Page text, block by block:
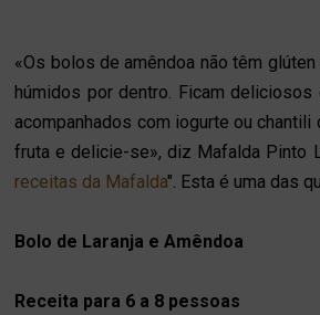
«Os bolos de amêndoa não têm
húmidos por dentro. Ficam deliciosos
acompanhados com iogurte ou chantili
fruta e delicie-se», diz Mafalda Pinto
receitas da Mafalda". Esta é uma das
Bolo de Laranja e Amêndoa
Receita para 6 a 8 pessoas